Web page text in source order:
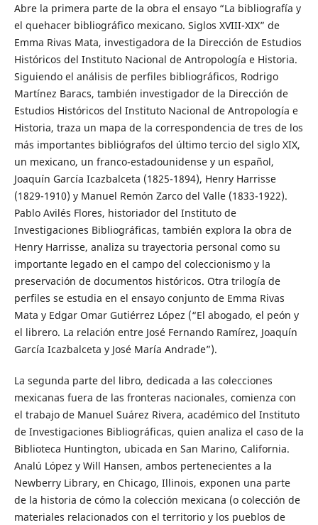
Abre la primera parte de la obra el ensayo “La bibliografía y
el quehacer bibliográfico mexicano. Siglos XVIII-XIX” de
Emma Rivas Mata, investigadora de la Dirección de Estudios
Históricos del Instituto Nacional de Antropología e Historia.
Siguiendo el análisis de perfiles bibliográficos, Rodrigo
Martínez Baracs, también investigador de la Dirección de
Estudios Históricos del Instituto Nacional de Antropología e
Historia, traza un mapa de la correspondencia de tres de los
más importantes bibliógrafos del último tercio del siglo XIX,
un mexicano, un franco-estadounidense y un español,
Joaquín García Icazbalceta (1825-1894), Henry Harrisse
(1829-1910) y Manuel Remón Zarco del Valle (1833-1922).
Pablo Avilés Flores, historiador del Instituto de
Investigaciones Bibliográficas, también explora la obra de
Henry Harrisse, analiza su trayectoria personal como su
importante legado en el campo del coleccionismo y la
preservación de documentos históricos. Otra trilogía de
perfiles se estudia en el ensayo conjunto de Emma Rivas
Mata y Edgar Omar Gutiérrez López (“El abogado, el peón y
el librero. La relación entre José Fernando Ramírez, Joaquín
García Icazbalceta y José María Andrade”).
La segunda parte del libro, dedicada a las colecciones
mexicanas fuera de las fronteras nacionales, comienza con
el trabajo de Manuel Suárez Rivera, académico del Instituto
de Investigaciones Bibliográficas, quien analiza el caso de la
Biblioteca Huntington, ubicada en San Marino, California.
Analú López y Will Hansen, ambos pertenecientes a la
Newberry Library, en Chicago, Illinois, exponen una parte
de la historia de cómo la colección mexicana (o colección de
materiales relacionados con el territorio y los pueblos de